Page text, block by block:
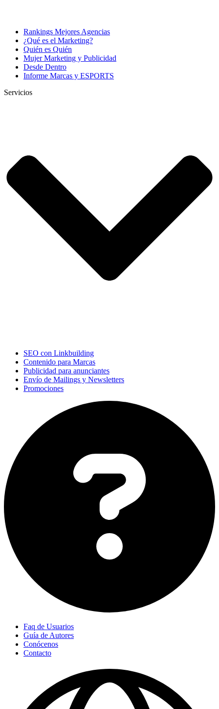
Rankings Mejores Agencias
¿Qué es el Marketing?
Quién es Quién
Mujer Marketing y Publicidad
Desde Dentro
Informe Marcas y ESPORTS
Servicios
SEO con Linkbuilding
Contenido para Marcas
Publicidad para anunciantes
Envío de Mailings y Newsletters
Promociones
Faq de Usuarios
Guía de Autores
Conócenos
Contacto